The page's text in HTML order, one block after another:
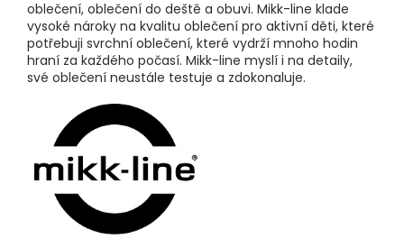
oblečení, oblečení do deště a obuvi. Mikk-line klade
vysoké nároky na kvalitu oblečení pro aktivní děti, které
potřebuji svrchní oblečení, které vydrží mnoho hodin
hraní za každého počasí. Mikk-line myslí i na detaily,
své oblečení neustále testuje a zdokonaluje.